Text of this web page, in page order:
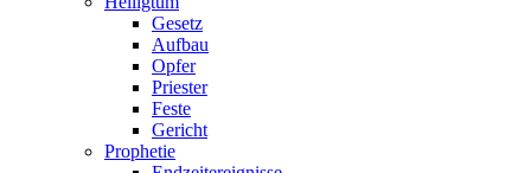
Gesetz
Aufbau
Opfer
Priester
Feste
Gericht
Prophetie